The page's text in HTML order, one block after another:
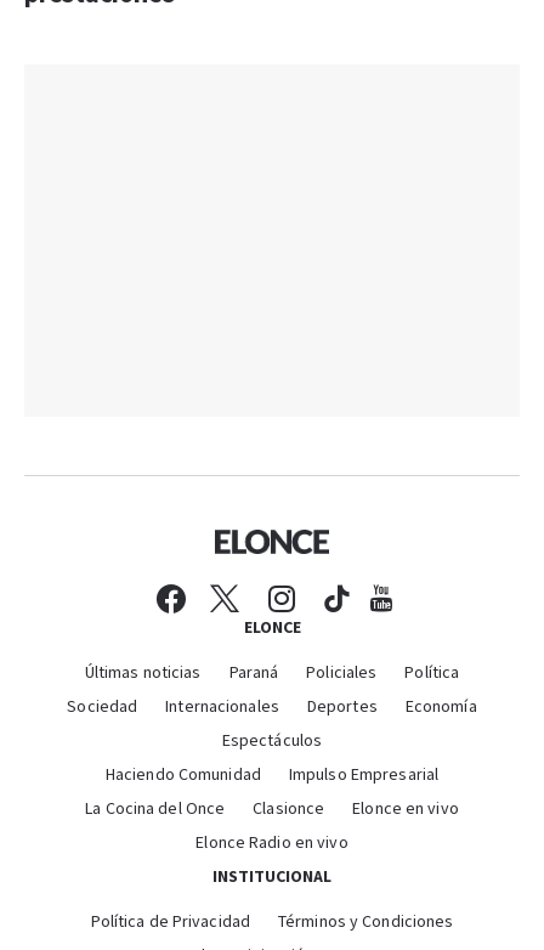
ELONCE
Últimas noticias Paraná Policiales
Política
Sociedad
Internacionales Deportes
Economía
Espectáculos
Haciendo Comunidad
Impulso Empresarial
La Cocina del Once
Clasionce
Elonce en vivo
Elonce Radio en vivo
INSTITUCIONAL
Política de Privacidad
Términos y Condiciones